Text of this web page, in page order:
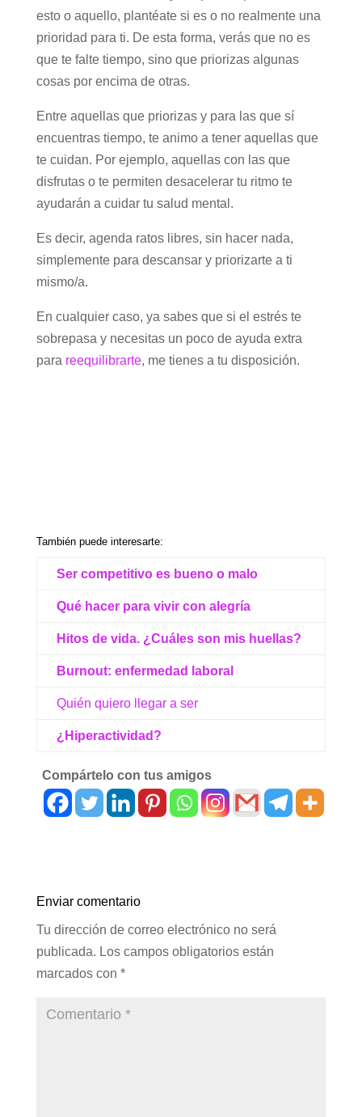
esto o aquello, plantéate si es o no realmente una
prioridad para ti. De esta forma, verás que no es
que te falte tiempo, sino que priorizas algunas
cosas por encima de otras.
Entre aquellas que priorizas y para las que sí
encuentras tiempo, te animo a tener aquellas que
te cuidan. Por ejemplo, aquellas con las que
disfrutas o te permiten desacelerar tu ritmo te
ayudarán a cuidar tu salud mental.
Es decir, agenda ratos libres, sin hacer nada,
simplemente para descansar y priorizarte a ti
mismo/a.
En cualquier caso, ya sabes que si el estrés te
sobrepasa y necesitas un poco de ayuda extra
para reequilibrarte, me tienes a tu disposición.
También puede interesarte:
Ser competitivo es bueno o malo
Qué hacer para vivir con alegría
Hitos de vida. ¿Cuáles son mis huellas?
Burnout: enfermedad laboral
Quién quiero llegar a ser
¿Hiperactividad?
Compártelo con tus amigos
Enviar comentario
Tu dirección de correo electrónico no será
publicada. Los campos obligatorios están
marcados con *